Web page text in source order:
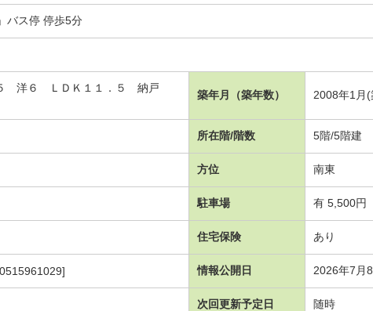
バス停 停歩5分
５ 洋６ ＬＤＫ１１．５ 納戸
築年月（築年数） 2008年1月
所在階/階数 5階/5階建
方位 南東
駐車場 有 5,500円
住宅保険 あり
情報公開日 2026年7月
次回更新予定日 随時